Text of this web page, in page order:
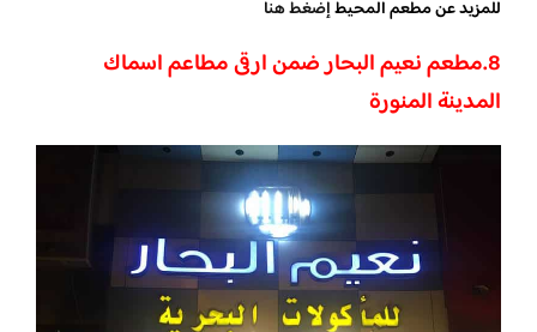
للمزيد عن مطعم المحيطإضغط هنا
8.مطعم نعيم البحار ضمن ارقى مطاعم اسماك
المدينة المنورة